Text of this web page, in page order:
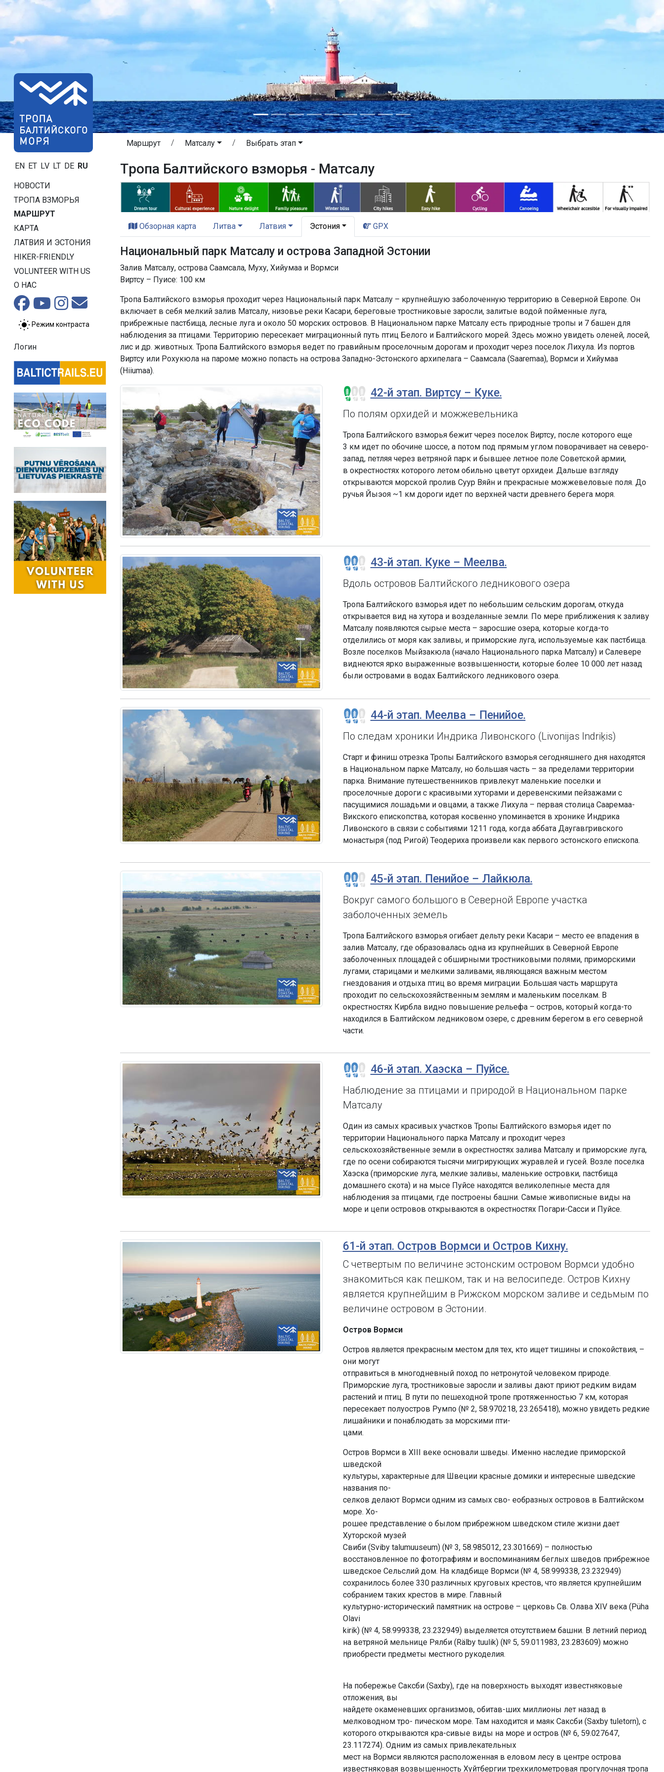
EN ET LV LT DE RU
НОВОСТИ
ТРОПA ВЗМОРЬЯ
МАРШРУТ
КАРТА
ЛАТВИЯ И ЭСТОНИЯ
HIKER-FRIENDLY
VOLUNTEER WITH US
О НАС
Режим контраста
Логин
Маршрут Матсалу Выбрать этап
Tропa Балтийского взморья - Матсалу
Обзорная карта Литва Латвия Эстония GPX
Национальный парк Матсалу и острова Западной Эстонии
Залив Матсалу, острова Саамсала, Муху, Хийумаа и Вормси
Виртсу – Пуисе: 100 км
Тропа Балтийского взморья проходит через Национальный парк Матсалу – крупнейшую заболоченную территорию в Северной Европе. Он
включает в себя мелкий залив Матсалу, низовье реки Касари, береговые тростниковые заросли, залитые водой пойменные луга,
прибрежные пастбища, лесные луга и около 50 морских островов. В Национальном парке Матсалу есть природные тропы и 7 башен для
наблюдения за птицами. Территорию пересекает миграционный путь птиц Белого и Балтийского морей. Здесь можно увидеть оленей, лосей,
лис и др. животных. Тропа Балтийского взморья ведет по гравийным проселочным дорогам и проходит через поселок Лихула. Из портов
Виртсу или Рохукюла на пароме можно попасть на острова Западно-Эстонского архипелага – Саамсала (Saaremaa), Вормси и Хийумаа
(Hiiumaa).
42-й этап. Виртсу – Куке.
По полям орхидей и можжевельника
Тропа Балтийского взморья бежит через поселок Виртсу, после которого еще
3 км идет по обочине шоссе, а потом под прямым углом поворачивает на северо-
запад, петляя через ветряной парк и бывшее летное поле Советской армии,
в окрестностях которого летом обильно цветут орхидеи. Дальше взгляду
открываются морской пролив Суур Вяйн и прекрасные можжевеловые поля. До
ручья Йыэоя ~1 км дороги идет по верхней части древнего берега моря.
43-й этап. Куке – Меелва.
Вдоль островов Балтийского ледникового озера
Тропа Балтийского взморья идет по небольшим сельским дорогам, откуда
открывается вид на хутора и возделанные земли. По мере приближения к заливу
Матсалу появляются сырые места – заросшие озера, которые когда-то
отделились от моря как заливы, и приморские луга, используемые как пастбища.
Возле поселков Мыйзакюла (начало Национального парка Матсалу) и Салевере
виднеются ярко выраженные возвышенности, которые более 10 000 лет назад
были островами в водах Балтийского ледникового озера.
44-й этап. Меелва – Пенийое.
По следам хроники Индрика Ливонского (Livonijas Indriķis)
Старт и финиш отрезка Тропы Балтийского взморья сегодняшнего дня находятся
в Национальном парке Матсалу, но большая часть – за пределами территории
парка. Внимание путешественников привлекут маленькие поселки и
проселочные дороги с красивыми хуторами и деревенскими пейзажами с
пасущимися лошадьми и овцами, а также Лихула – первая столица Сааремаа-
Викского епископства, которая косвенно упоминается в хронике Индрика
Ливонского в связи с событиями 1211 года, когда аббата Даугавгривского
монастыря (под Ригой) Теодериха произвели как первого эстонского епископа.
45-й этап. Пенийое – Лайкюла.
Вокруг самого большого в Северной Европе участка
заболоченных земель
Тропа Балтийского взморья огибает дельту реки Касари – место ее впадения в
залив Матсалу, где образовалась одна из крупнейших в Северной Европе
заболоченных площадей с обширными тростниковыми полями, приморскими
лугами, старицами и мелкими заливами, являющаяся важным местом
гнездования и отдыха птиц во время миграции. Большая часть маршрута
проходит по сельскохозяйственным землям и маленьким поселкам. В
окрестностях Кирбла видно повышение рельефа – остров, который когда-то
находился в Балтийском ледниковом озере, с древним берегом в его северной
части.
46-й этап. Хаэска – Пуйсе.
Наблюдение за птицами и природой в Национальном парке
Матсалу
Один из самых красивых участков Тропы Балтийского взморья идет по
территории Национального парка Матсалу и проходит через
сельскохозяйственные земли в окрестностях залива Матсалу и приморские луга,
где по осени собираются тысячи мигрирующих журавлей и гусей. Возле поселка
Хаэска (приморские луга, мелкие заливы, маленькие островки, пастбища
домашнего скота) и на мысе Пуйсе находятся великолепные места для
наблюдения за птицами, где построены башни. Самые живописные виды на
море и цепи островов открываются в окрестностях Погари-Сасси и Пуйсе.
61-й этап. Остров Вормси и Остров Кихну.
С четвертым по величине эстонским островом Вормси удобно
знакомиться как пешком, так и на велосипеде. Остров Кихну
является крупнейшим в Рижском морском заливе и седьмым по
величине островом в Эстонии.
Остров Вормси
Остров является прекрасным местом для тех, кто ищет тишины и спокойствия, –
они могут
отправиться в многодневный поход по нетронутой человеком природе.
Приморские луга, тростниковые заросли и заливы дают приют редким видам
растений и птиц. В пути по пешеходной тропе протяженностью 7 км, которая
пересекает полуостров Румпо (№ 2, 58.970218, 23.265418), можно увидеть редкие
лишайники и понаблюдать за морскими пти-
цами.
Остров Вормси в XIII веке основали шведы. Именно наследие приморской
шведской
культуры, характерные для Швеции красные домики и интересные шведские
названия по-
селков делают Вормси одним из самых сво- еобразных островов в Балтийском
море. Хо-
рошее представление о былом прибрежном шведском стиле жизни дает
Хуторской музей
Свиби (Sviby talumuuseum) (№ 3, 58.985012, 23.301669) – полностью
восстановленное по фотографиям и воспоминаниям беглых шведов прибрежное
шведское Сельслий дом. На кладбище Вормси (№ 4, 58.999338, 23.232949)
сохранилось более 330 различных круговых крестов, что является крупнейшим
собранием таких крестов в мире. Главный
культурно-исторический памятник на острове – церковь Св. Олава XIV века (Püha
Olavi
kirik) (№ 4, 58.999338, 23.232949) выделяется отсутствием башни. В летний период
на ветряной мельнице Рялби (Rälby tuulik) (№ 5, 59.011983, 23.283609) можно
приобрести предметы местного рукоделия.
На побережье Саксби (Saxby), где на поверхность выходят известняковые
отложения, вы
найдете окаменевших организмов, обитав-ших миллионы лет назад в
мелководном тро- пическом море. Там находится и маяк Саксби (Saxby tuletorn), с
которого открываются кра-сивые виды на море и остров (№ 6, 59.027647,
23.117274). Одним из самых привлекательных
мест на Вормси являются расположенная в еловом лесу в центре острова
известняковая возвышенность Хуйтбергии трехкилометровая прогулочная тропа